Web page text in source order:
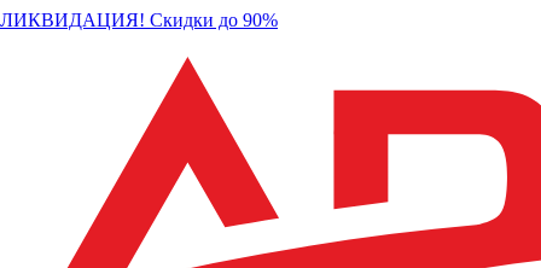
ЛИКВИДАЦИЯ! Скидки до 90%